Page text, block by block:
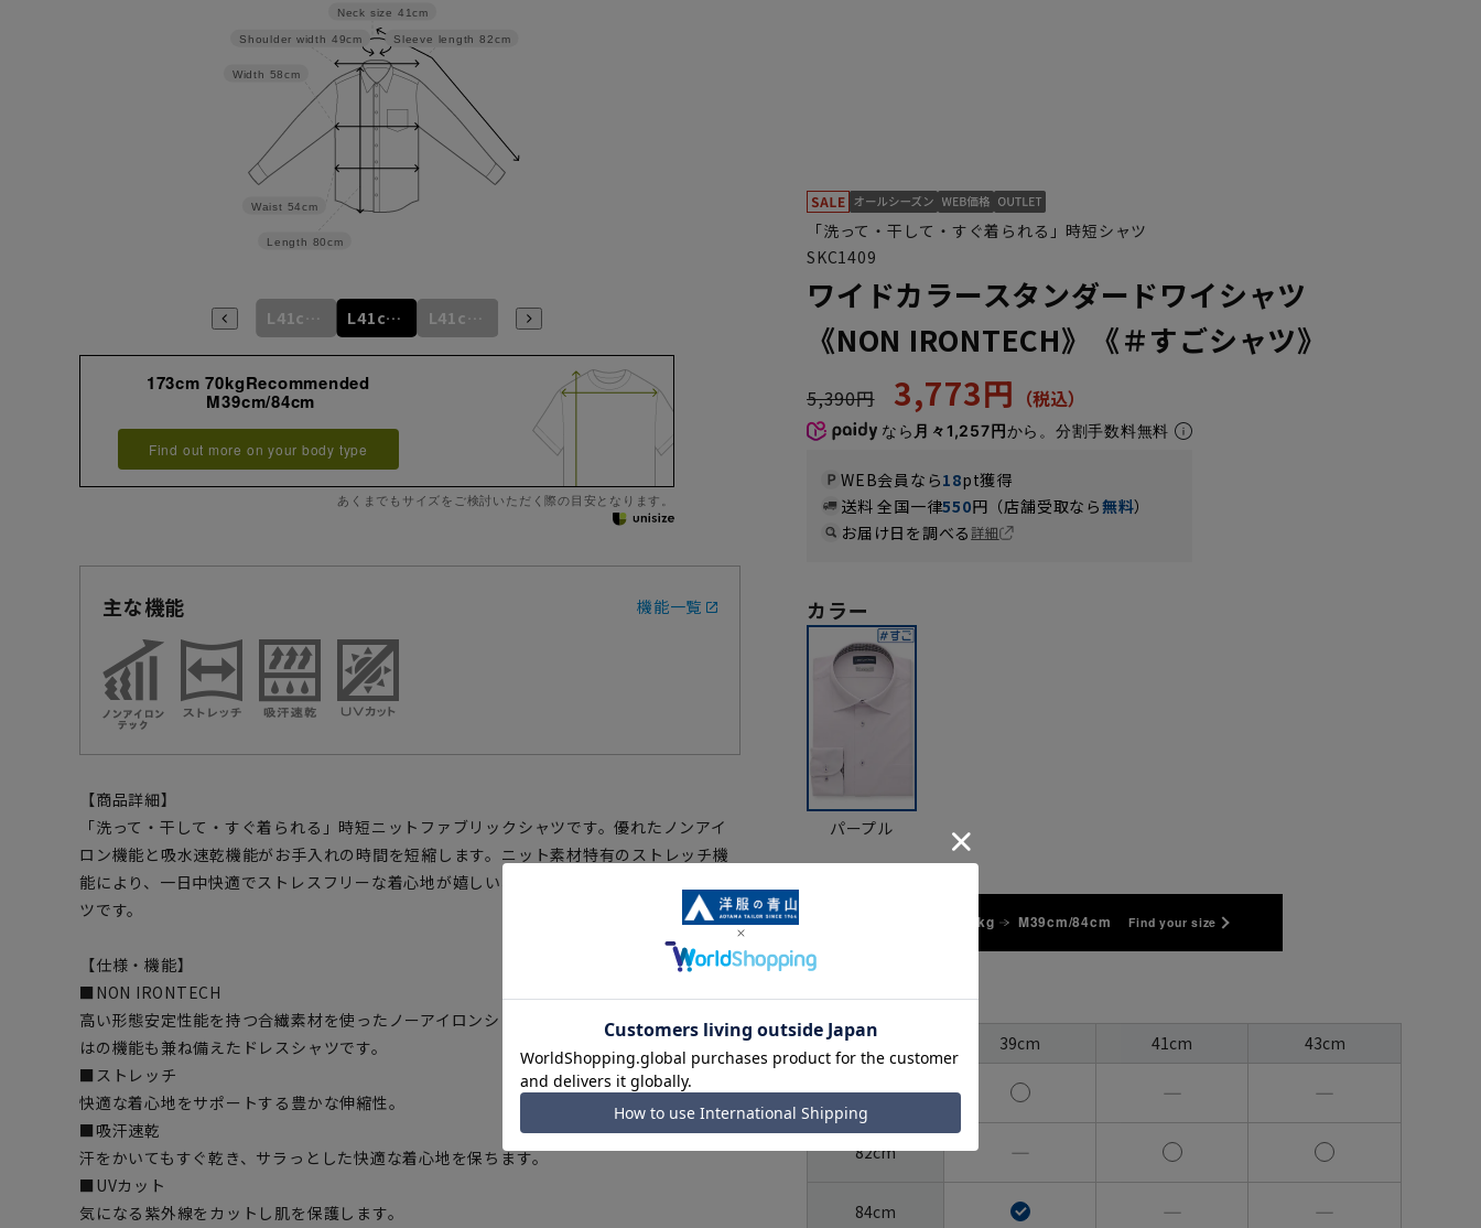
Sleeve length 82cm
Neck size 41cm
Length 80cm
Waist 54cm
Width 58cm
Shoulder width 49cm
L41cm/78cm L41cm/80cm L41cm/82cm L41cm/84cm
173cm 70kgRecommended
M39cm/84cm
Find out more on your body type
あくまでもサイズをご検討いただく際の目安となります。
主な機能 機能一覧
【商品詳細】
「洗って・干して・すぐ着られる」時短ニットファブリックシャツです。優れたノンアイ
ロン機能と吸水速乾機能がお手入れの時間を短縮します。ニット素材特有のストレッチ機
能により、一日中快適でストレスフリーな着心地が嬉しい、オススメのノンアイロンシャ
ツです。
【仕様・機能】
■NON IRONTECH
高い形態安定性能を持つ合繊素材を使ったノーアイロンシャツ。進化した合成繊維ならで
はの機能も兼ね備えたドレスシャツです。
■ストレッチ
快適な着心地をサポートする豊かな伸縮性。
■吸汗速乾
汗をかいてもすぐ乾き、サラっとした快適な着心地を保ちます。
■UVカット
気になる紫外線をカットし肌を保護します。
「洗って・干して・すぐ着られる」時短シャツ
SKC1409
ワイドカラースタンダードワイシャツ
《NON IRONTECH》《＃すごシャツ》
5,390円 3,773円
なら 月々1,257円から。分割手数料無料
WEB会員なら18pt獲得
送料 全国一律550円（店舗受取なら無料）
お届け日を調べる詳細
カラー
パープル
173cm / 70kg M39cm/84cm Find your size
サイズ
裄丈 39cm 41cm 43cm
80cm ― ―
82cm ―
84cm ― ―